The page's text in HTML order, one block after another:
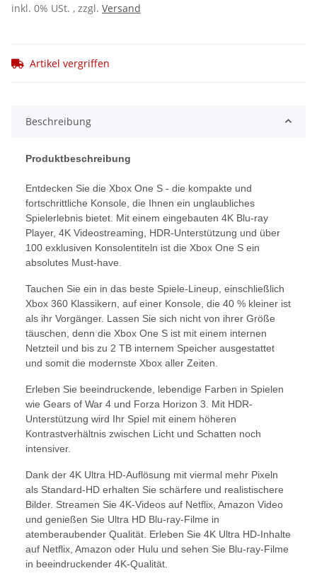
inkl. 0% USt. , zzgl. Versand
Artikel vergriffen
Beschreibung
Produktbeschreibung
Entdecken Sie die Xbox One S - die kompakte und
fortschrittliche Konsole, die Ihnen ein unglaubliches
Spielerlebnis bietet. Mit einem eingebauten 4K Blu-ray
Player, 4K Videostreaming, HDR-Unterstützung und über
100 exklusiven Konsolentiteln ist die Xbox One S ein
absolutes Must-have.
Tauchen Sie ein in das beste Spiele-Lineup, einschließlich
Xbox 360 Klassikern, auf einer Konsole, die 40 % kleiner ist
als ihr Vorgänger. Lassen Sie sich nicht von ihrer Größe
täuschen, denn die Xbox One S ist mit einem internen
Netzteil und bis zu 2 TB internem Speicher ausgestattet
und somit die modernste Xbox aller Zeiten.
Erleben Sie beeindruckende, lebendige Farben in Spielen
wie Gears of War 4 und Forza Horizon 3. Mit HDR-
Unterstützung wird Ihr Spiel mit einem höheren
Kontrastverhältnis zwischen Licht und Schatten noch
intensiver.
Dank der 4K Ultra HD-Auflösung mit viermal mehr Pixeln
als Standard-HD erhalten Sie schärfere und realistischere
Bilder. Streamen Sie 4K-Videos auf Netflix, Amazon Video
und genießen Sie Ultra HD Blu-ray-Filme in
atemberaubender Qualität. Erleben Sie 4K Ultra HD-Inhalte
auf Netflix, Amazon oder Hulu und sehen Sie Blu-ray-Filme
in beeindruckender 4K-Qualität.